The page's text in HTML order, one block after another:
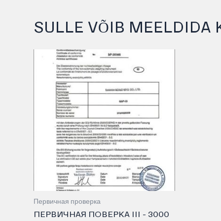
SULLE VÕIB MEELDIDA
Первичная проверка
ПЕРВИЧНАЯ ПОВЕРКА III – 3000